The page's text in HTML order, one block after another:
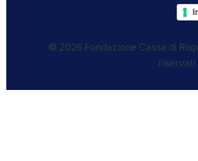
© 2026 Fondazione Cassa di
riservati